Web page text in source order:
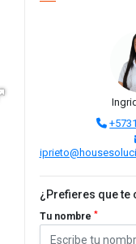
¿Prefieres que te
Tu nombre *